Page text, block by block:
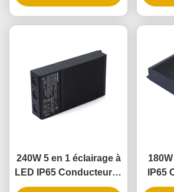
gradation de phase
240W 5 en 1 éclairage à
LED IP65 Conducteur et
alimentation à LED
IP65